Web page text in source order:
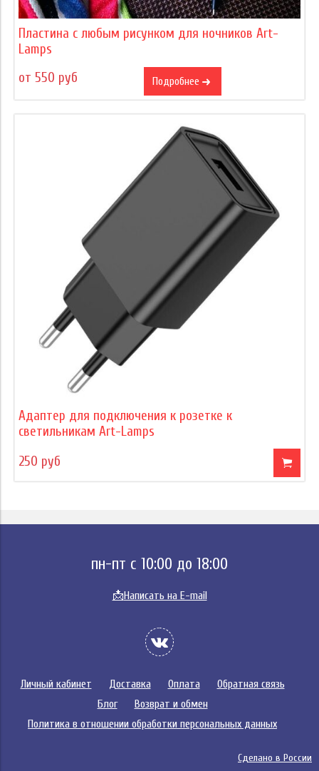
Пластина с любым рисунком для ночников Art-
Lamps
от 550 руб
Подробнее
Адаптер для подключения к розетке к
светильникам Art-Lamps
250 руб
пн-пт с 10:00 до 18:00
📩Написать на E-mail
Личный кабинет Доставка Оплата
Обратная связь
Блог
Возврат и обмен
Политика в отношении обработки персональных данных
Сделано в России